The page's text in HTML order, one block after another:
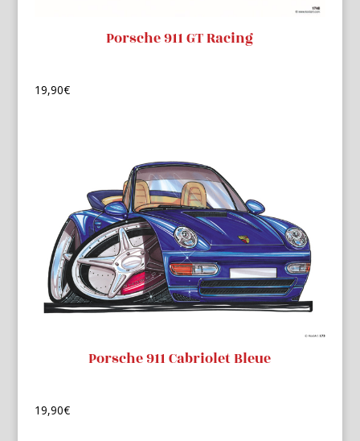
Porsche 911 GT Racing
19,90€
Porsche 911 Cabriolet Bleue
19,90€